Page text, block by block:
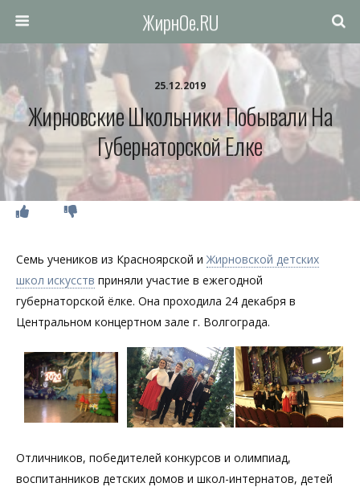
ЖирнОе.RU
25.12.2019
Жирновские Школьники Побывали На
Губернаторской Елке
Семь учеников из Красноярской и Жирновской детских
школ искусств приняли участие в ежегодной
губернаторской ёлке. Она проходила 24 декабря в
Центральном концертном зале г. Волгограда.
Отличников, победителей конкурсов и олимпиад,
воспитанников детских домов и школ-интернатов, детей